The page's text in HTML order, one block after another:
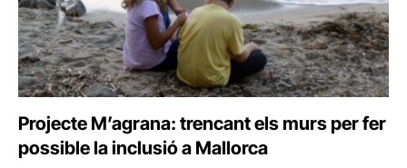
Projecte M’agrana: trencant els murs per fer
possible la inclusió a Mallorca